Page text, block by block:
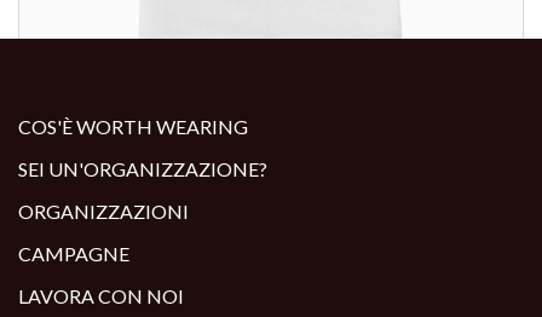
COS'È WORTH WEARING
SEI UN'ORGANIZZAZIONE?
ORGANIZZAZIONI
CAMPAGNE
LAVORA CON NOI